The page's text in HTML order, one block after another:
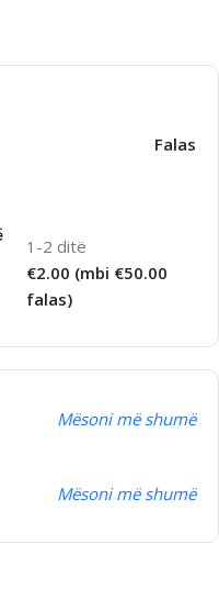
Falas
1-2 ditë
€2.00 (mbi €50.00
falas)
Mësoni më shumë
Mësoni më shumë